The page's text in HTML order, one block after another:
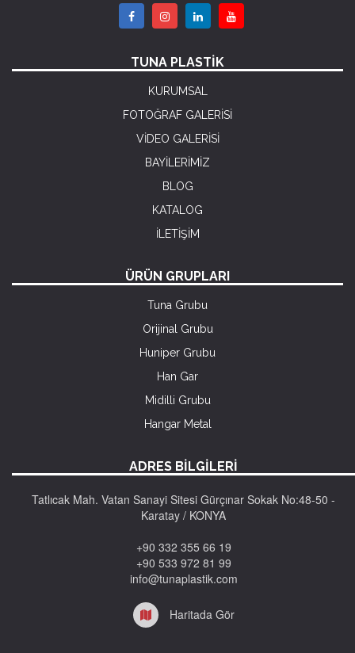
TUNA PLASTİK
KURUMSAL
FOTOĞRAF GALERİSİ
VİDEO GALERİSİ
BAYİLERİMİZ
BLOG
KATALOG
İLETİŞİM
ÜRÜN GRUPLARI
Tuna Grubu
Orijinal Grubu
Huniper Grubu
Han Gar
Midilli Grubu
Hangar Metal
ADRES BİLGİLERİ
Tatlıcak Mah. Vatan Sanayi Sitesi Gürçınar Sokak No:48-50 -
Karatay / KONYA
+90 332 355 66 19
+90 533 972 81 99
info@tunaplastik.com
Haritada Gör